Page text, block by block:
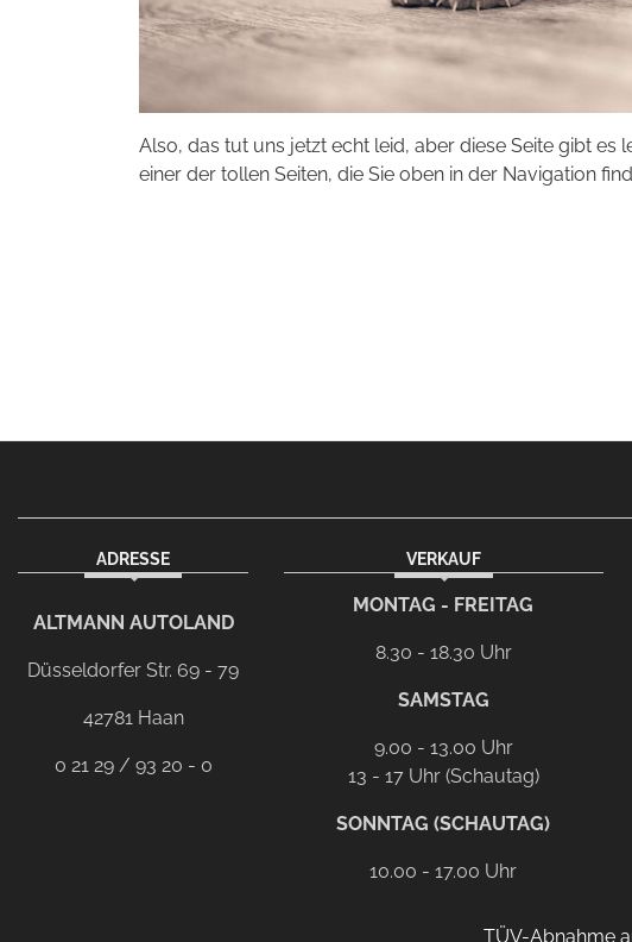
Also, das tut uns jetzt echt leid, aber diese Seite gibt es
einer der tollen Seiten, die Sie oben in der Navigation
ADRESSE
ALTMANN AUTOLAND
Düsseldorfer Str. 69 - 79
42781 Haan
0 21 29 / 93 20 - 0
VERKAUF
MONTAG - FREITAG
8.30 - 18.30 Uhr
SAMSTAG
9.00 - 13.00 Uhr
13 - 17 Uhr (Schautag)
SONNTAG (SCHAUTAG)
10.00 - 17.00 Uhr
Dieser Link führt zu Ihrem eMail-
TÜV-Abnahme